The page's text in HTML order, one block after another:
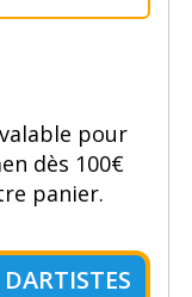
pour
dès 100€
panier.